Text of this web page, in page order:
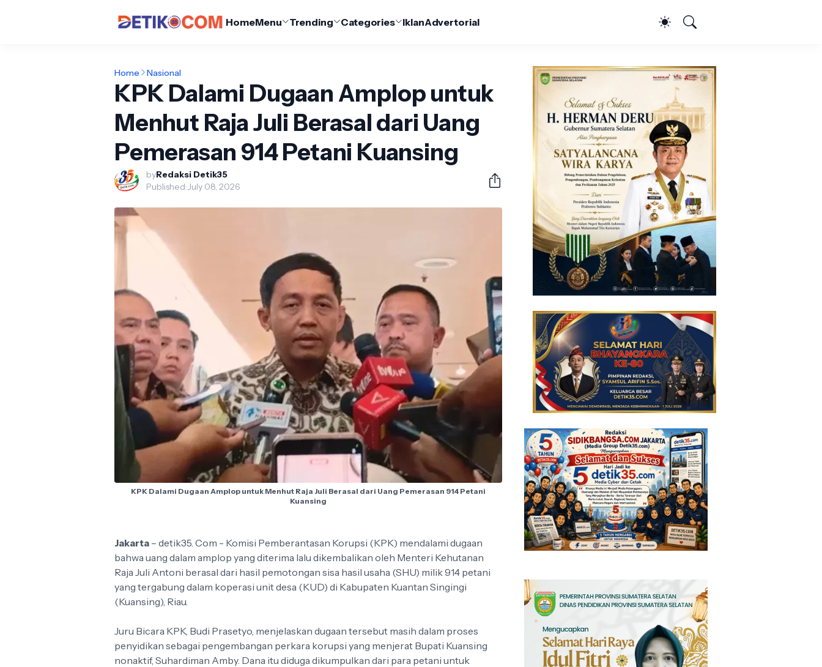
HomeMenu Trending Categories IklanAdvertorial
Home Nasional
KPK Dalami Dugaan Amplop untuk
Menhut Raja Juli Berasal dari Uang
Pemerasan 914 Petani Kuansing
byRedaksi Detik35
Published:July 08, 2026
KPK Dalami Dugaan Amplop untuk Menhut Raja Juli Berasal dari Uang Pemerasan 914 Petani
Kuansing
Jakarta – detik35. Com - Komisi Pemberantasan Korupsi (KPK) mendalami dugaan
bahwa uang dalam amplop yang diterima lalu dikembalikan oleh Menteri Kehutanan
Raja Juli Antoni berasal dari hasil pemotongan sisa hasil usaha (SHU) milik 914 petani
yang tergabung dalam koperasi unit desa (KUD) di Kabupaten Kuantan Singingi
(Kuansing), Riau.
Juru Bicara KPK, Budi Prasetyo, menjelaskan dugaan tersebut masih dalam proses
penyidikan sebagai pengembangan perkara korupsi yang menjerat Bupati Kuansing
nonaktif, Suhardiman Amby. Dana itu diduga dikumpulkan dari para petani untuk